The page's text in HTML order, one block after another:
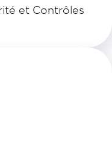
et Contrôles